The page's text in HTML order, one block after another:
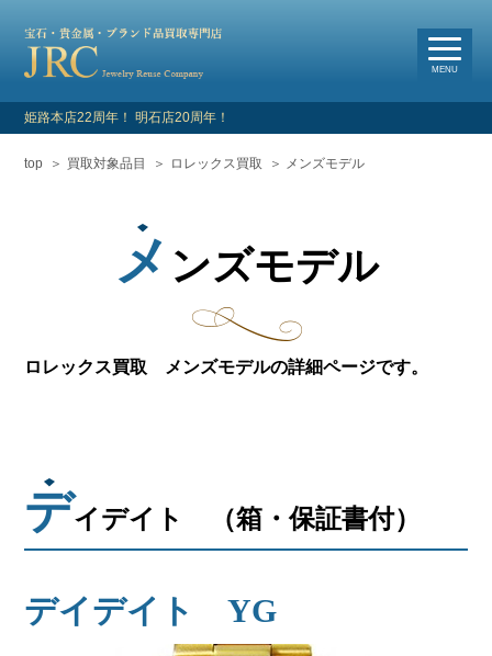
MENU
選べる買取・査定方法
新着情報
会社概要
姫路本店へ電話で問い合わせる
姫路本店22周年！ 明石店20周年！
top 買取対象品目 ロレックス買取 メンズモデル
メ ンズモデル
ロレックス買取 メンズモデルの詳細ページです。
デイデイト （箱・保証書付）
デイデイト YG